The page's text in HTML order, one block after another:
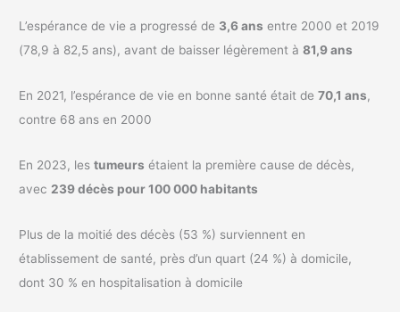
L’espérance de vie a progressé de 3,6 ans entre 2000 et 2019
(78,9 à 82,5 ans), avant de baisser légèrement à81,9 ans
En 2021, l’espérance de vie en bonne santé était de70,1 ans,
contre 68 ans en 2000
En 2023, lestumeurs étaient la première cause de décès,
avec 239 décès pour 100 000 habitants
Plus de la moitié des décès (53 %) surviennent en
établissement de santé, près d’un quart (24 %) à domicile,
dont 30 % en hospitalisation à domicile